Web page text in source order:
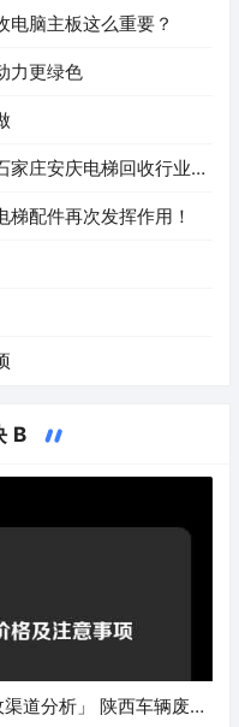
电脑主板这么重要？
力更绿色
庄安庆电梯回收行业解
配件再次发挥作用！
B
道分析」 陕西车辆废铁